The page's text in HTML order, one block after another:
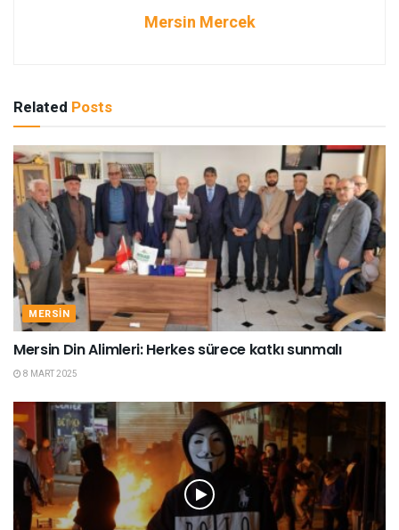
Mersin Mercek
Related Posts
MERSIN
Mersin Din Alimleri: Herkes sürece katkı sunmalı
8 MART 2025